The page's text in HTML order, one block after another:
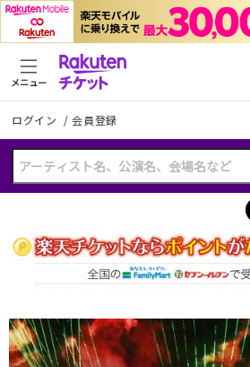
ログイン /会員登録
メニュー